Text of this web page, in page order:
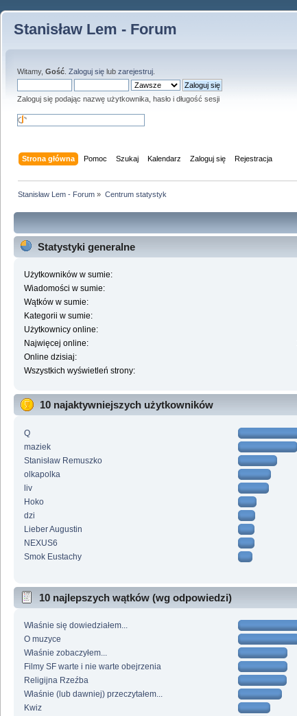
Stanisław Lem - Forum
Witamy, Gość Zaloguj się lub zarejestruj
Zaloguj się podając nazwę użytkownika, hasło i długość sesji
Strona główna Pomoc Szukaj Kalendarz Zaloguj się Rejestracja
Stanisław Lem - Forum » Centrum statystyk
Statystyki generalne
Użytkowników w sumie:
Wiadomości w sumie:
Wątków w sumie:
Kategorii w sumie:
Użytkownicy online:
Najwięcej online:
Online dzisiaj:
Wszystkich wyświetleń strony:
10 najaktywniejszych użytkowników
Q
maziek
Stanisław Remuszko
olkapolka
liv
Hoko
dzi
Lieber Augustin
NEXUS6
Smok Eustachy
10 najlepszych wątków (wg odpowiedzi)
Właśnie się dowiedziałem...
O muzyce
Właśnie zobaczyłem...
Filmy SF warte i nie warte obejrzenia
Religijna Rzeźba
Właśnie (lub dawniej) przeczytałem...
Kwiz